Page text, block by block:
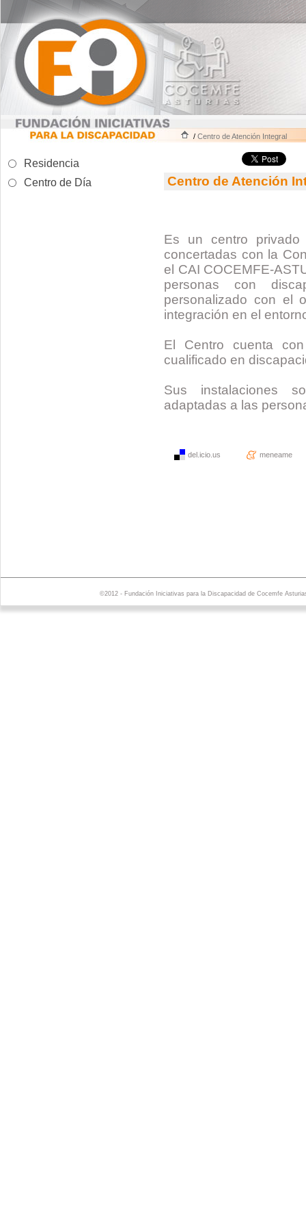
/ Centro de Atención Integral
Residencia
Centro de Día
Centro de Atención
Es un centro
concertadas con la
el CAI COCEMFE-
personas con
personalizado con el
integración en el
El Centro cuenta
cualificado en
Sus instalaciones
adaptadas a las
del.icio.us meneame
©2012 - Fundación Iniciativas para la Discapacidad de Cocemfe